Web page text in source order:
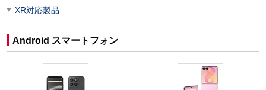
XR対応製品
Android スマートフォン